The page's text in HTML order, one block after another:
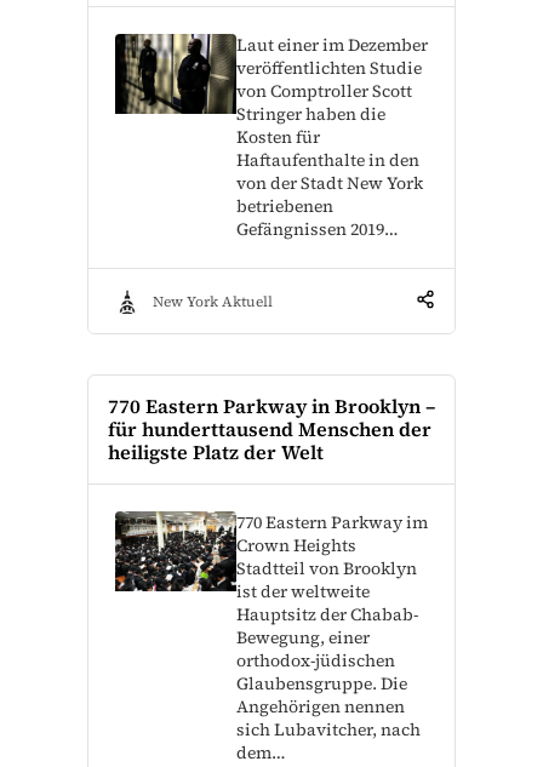
Laut einer im Dezember
veröffentlichten Studie
von Comptroller Scott
Stringer haben die
Kosten für
Haftaufenthalte in den
von der Stadt New York
betriebenen
Gefängnissen 2019…
New York Aktuell
770 Eastern Parkway in Brooklyn –
für hunderttausend Menschen der
heiligste Platz der Welt
770 Eastern Parkway im
Crown Heights
Stadtteil von Brooklyn
ist der weltweite
Hauptsitz der Chabab-
Bewegung, einer
orthodox-jüdischen
Glaubensgruppe. Die
Angehörigen nennen
sich Lubavitcher, nach
dem…